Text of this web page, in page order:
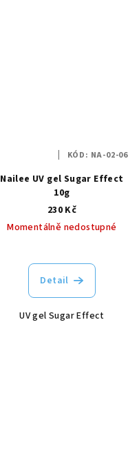
Nailee UV gel Sugar Effect
10g
230 Kč
Momentálně nedostupné
Detail
UV gel Sugar Effect
KÓD: NA-02-06